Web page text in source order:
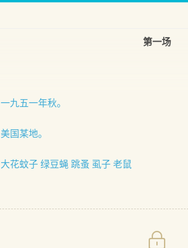
第一场
一九五一年秋。
美国某地。
大花蚊子 绿豆蝇 跳蚤 虱子 老鼠